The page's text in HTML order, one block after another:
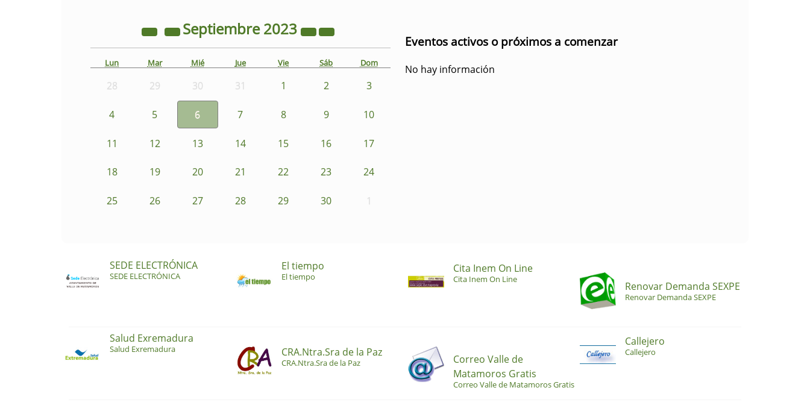
Septiembre2023
Lun Mar Mié Jue Vie Sáb Dom
28 29 30 31 1 2 3
4 5 6 7 8 9 10
11 12 13 14 15 16 17
18 19 20 21 22 23 24
25 26 27 28 29 30 1
Eventos activos o próximos a comenzar
No hay información
SEDE ELECTRÓNICA
SEDE ELECTRÓNICA
El tiempo
El tiempo
Cita Inem On Line
Cita Inem On Line
Renovar Demanda SEXPE
Renovar Demanda SEXPE
Salud Exremadura
Salud Exremadura CRA.Ntra.Sra de la Paz
CRA.Ntra.Sra de la Paz
Correo Valle de
Matamoros Gratis
Correo Valle de Matamoros Gratis
Callejero
Callejero